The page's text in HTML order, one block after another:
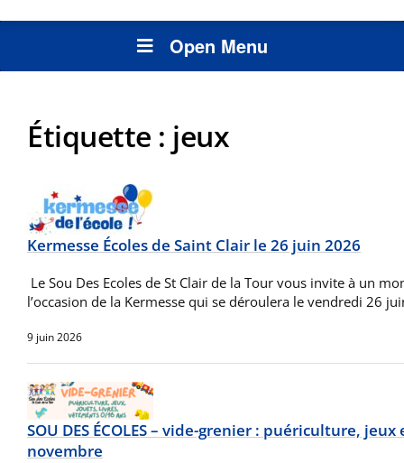
Open Menu
Étiquette : jeux
Kermesse Écoles de Saint Clair le 26 juin 2026
Le Sou Des Ecoles de St Clair de la Tour vous invite à un
l’occasion de la Kermesse qui se déroulera le vendredi 26
9 juin 2026
SOU DES ÉCOLES – vide-grenier : puériculture,
novembre